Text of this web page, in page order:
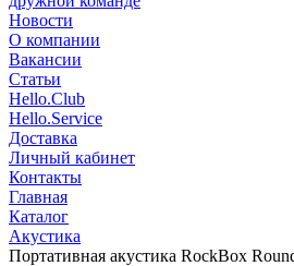
Новости
О компании
Вакансии
Статьи
Hello.Club
Hello.Service
Доставка
Личный кабинет
Контакты
Главная
Каталог
Акустика
Портативная акустика RockBox